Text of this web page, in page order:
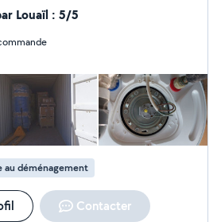
(déménagement) Le
des serrures, la plomberie , le
électrique (prise,
Le bricolage et
font partie aussi de mes
Louaïl : 5/5
au déménagement
Contacter